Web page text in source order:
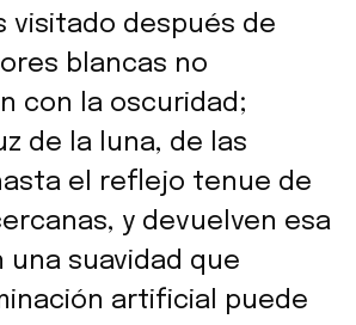
visitado después de
blancas no
con la oscuridad;
de la luna, de las
el reflejo tenue de
y devuelven esa
una suavidad que
artificial puede